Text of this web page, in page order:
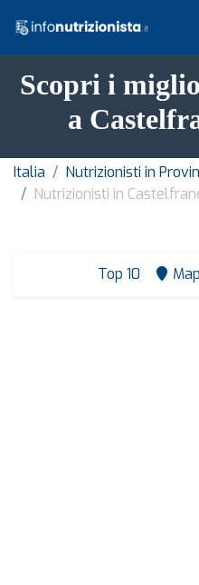
Scopri i
a
Italia
Nutrizionisti in
Nutrizionisti in
Top 10